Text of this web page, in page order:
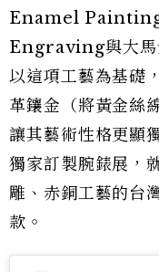
Enamel Painting
Engraving與大馬
以這項工藝為基礎
革鑲金（將黃金絲
讓其藝術性格更顯
獨家訂製腕錶展，
雕、赤銅工藝的台
款。